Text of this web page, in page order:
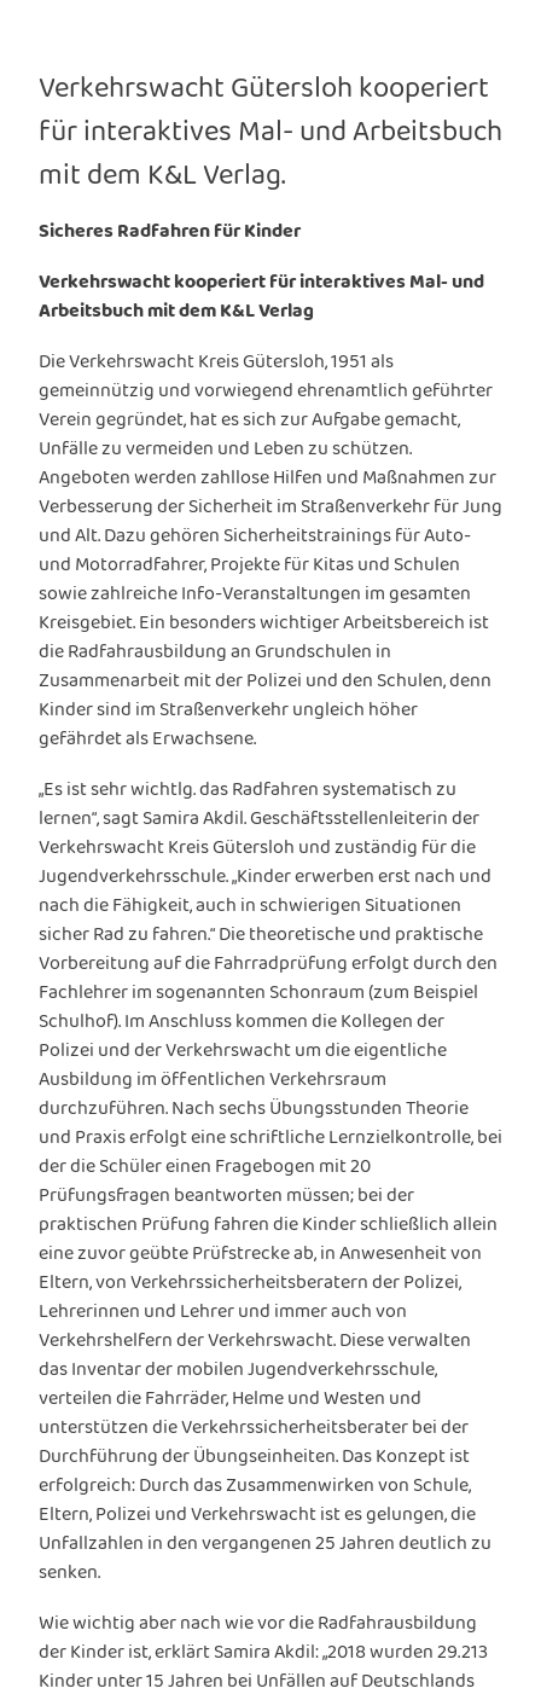
Verkehrswacht Gütersloh kooperiert
für interaktives Mal- und Arbeitsbuch
mit dem K&L Verlag.
Sicheres Radfahren für Kinder
Verkehrswacht kooperiert für interaktives Mal- und
Arbeitsbuch mit dem K&L Verlag
Die Verkehrswacht Kreis Gütersloh, 1951 als
gemeinnützig und vorwiegend ehrenamtlich geführter
Verein gegründet, hat es sich zur Aufgabe gemacht,
Unfälle zu vermeiden und Leben zu schützen.
Angeboten werden zahllose Hilfen und Maßnahmen zur
Verbesserung der Sicherheit im Straßenverkehr für Jung
und Alt. Dazu gehören Sicherheitstrainings für Auto-
und Motorradfahrer, Projekte für Kitas und Schulen
sowie zahlreiche Info-Veranstaltungen im gesamten
Kreisgebiet. Ein besonders wichtiger Arbeitsbereich ist
die Radfahrausbildung an Grundschulen in
Zusammenarbeit mit der Polizei und den Schulen, denn
Kinder sind im Straßenverkehr ungleich höher
gefährdet als Erwachsene.
„Es ist sehr wichtlg. das Radfahren systematisch zu
lernen“, sagt Samira Akdil. Geschäftsstellenleiterin der
Verkehrswacht Kreis Gütersloh und zuständig für die
Jugendverkehrsschule. „Kinder erwerben erst nach und
nach die Fähigkeit, auch in schwierigen Situationen
sicher Rad zu fahren.“ Die theoretische und praktische
Vorbereitung auf die Fahrradprüfung erfolgt durch den
Fachlehrer im sogenannten Schonraum (zum Beispiel
Schulhof). Im Anschluss kommen die Kollegen der
Polizei und der Verkehrswacht um die eigentliche
Ausbildung im öffentlichen Verkehrsraum
durchzuführen. Nach sechs Übungsstunden Theorie
und Praxis erfolgt eine schriftliche Lernzielkontrolle, bei
der die Schüler einen Fragebogen mit 20
Prüfungsfragen beantworten müssen; bei der
praktischen Prüfung fahren die Kinder schließlich allein
eine zuvor geübte Prüfstrecke ab, in Anwesenheit von
Eltern, von Verkehrssicherheitsberatern der Polizei,
Lehrerinnen und Lehrer und immer auch von
Verkehrshelfern der Verkehrswacht. Diese verwalten
das Inventar der mobilen Jugendverkehrsschule,
verteilen die Fahrräder, Helme und Westen und
unterstützen die Verkehrssicherheitsberater bei der
Durchführung der Übungseinheiten. Das Konzept ist
erfolgreich: Durch das Zusammenwirken von Schule,
Eltern, Polizei und Verkehrswacht ist es gelungen, die
Unfallzahlen in den vergangenen 25 Jahren deutlich zu
senken.
Wie wichtig aber nach wie vor die Radfahrausbildung
der Kinder ist, erklärt Samira Akdil: „2018 wurden 29.213
Kinder unter 15 Jahren bei Unfällen auf Deutschlands